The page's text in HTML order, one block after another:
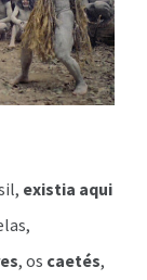
existia aqui
, os caetés,